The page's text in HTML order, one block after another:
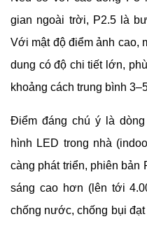
gian ngoài trời, P2.5 là
Với mật độ điểm ảnh cao,
dung có độ chi tiết lớn,
khoảng cách trung bình
Điểm đáng chú ý là
hình LED trong nhà
càng phát triển, phiên bản
sáng cao hơn (lên tới
chống nước, chống bụi